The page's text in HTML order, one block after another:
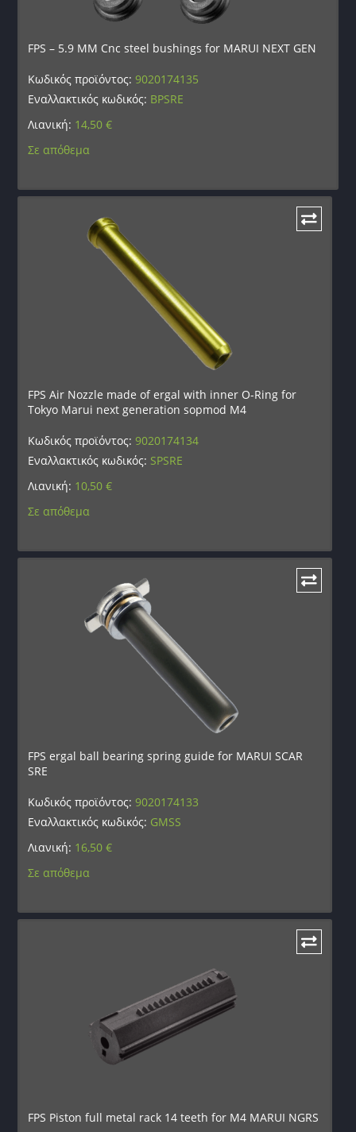
FPS – 5.9 MM Cnc steel bushings for MARUI NEXT GEN
Κωδικός προϊόντος:9020174135
Εναλλακτικός κωδικός: BPSRE
Λιανική: 14,50€
Σε απόθεμα
FPS Air Nozzle made of ergal with inner O-Ring for
Tokyo Marui next generation sopmod M4
Κωδικός προϊόντος:9020174134
Εναλλακτικός κωδικός: SPSRE
Λιανική: 10,50€
Σε απόθεμα
FPS ergal ball bearing spring guide for MARUI SCAR
SRE
Κωδικός προϊόντος:9020174133
Εναλλακτικός κωδικός: GMSS
Λιανική: 16,50€
Σε απόθεμα
FPS Piston full metal rack 14 teeth for M4 MARUI NGRS